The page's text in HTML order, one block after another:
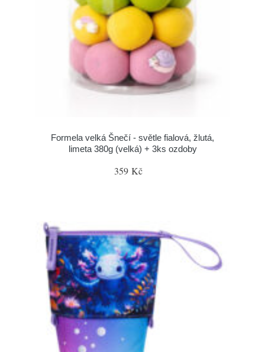
Formela velká Šnečí - světle fialová, žlutá,
limeta 380g (velká) + 3ks ozdoby
359 Kč